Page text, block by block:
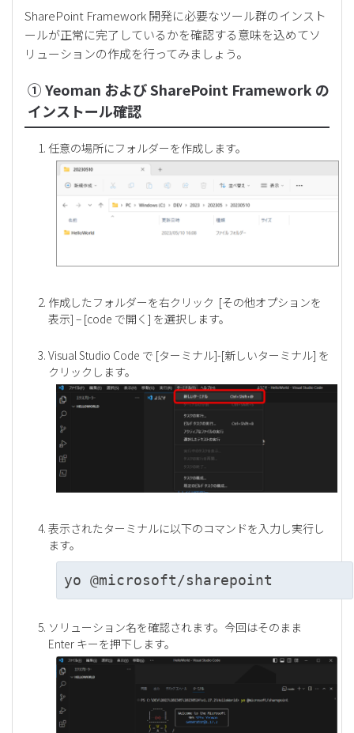
SharePoint Framework 開発に必要なツール群のインスト
ールが正常に完了しているかを確認する意味を込めてソ
リューションの作成を行ってみましょう。
① Yeoman および SharePoint Framework の
インストール確認
任意の場所にフォルダーを作成します。
作成したフォルダーを右クリック [その他オプションを
表示] – [code で開く] を選択します。
Visual Studio Code で [ターミナル]-[新しいターミナル] を
クリックします。
表示されたターミナルに以下のコマンドを入力し実行し
ます。
yo @microsoft/sharepoint
ソリューション名を確認されます。今回はそのまま
Enter キーを押下します。